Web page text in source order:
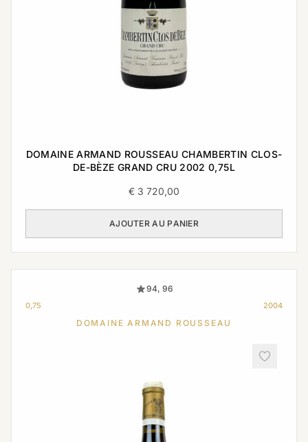
DOMAINE ARMAND ROUSSEAU CHAMBERTIN CLOS-
DE-BÈZE GRAND CRU 2002 0,75L
€ 3 720,00
AJOUTER AU PANIER
94, 96
0,75 2004
DOMAINE ARMAND ROUSSEAU